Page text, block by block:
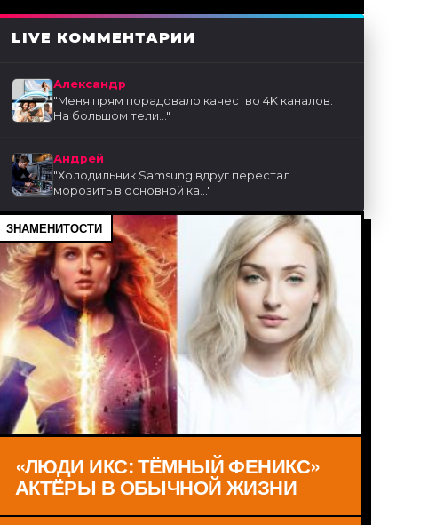
LIVE КОММЕНТАРИИ
Александр
"Меня прям порадовало качество 4K каналов.
На большом тели..."
Андрей
"Холодильник Samsung вдруг перестал
морозить в основной ка..."
ЗНАМЕНИТОСТИ
«ЛЮДИ ИКС: ТЁМНЫЙ ФЕНИКС»
АКТЁРЫ В ОБЫЧНОЙ ЖИЗНИ